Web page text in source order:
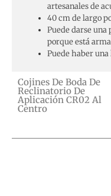
artesanales de
40 cm de largo
Puede darse
porque está
Puede haber
Cojines De Boda De
Reclinatorio De
Aplicación CR02 Al
Centro